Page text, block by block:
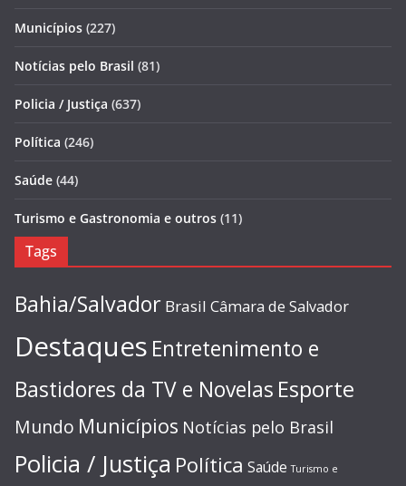
Municípios (227)
Notícias pelo Brasil (81)
Policia / Justiça (637)
Política (246)
Saúde (44)
Turismo e Gastronomia e outros (11)
Tags
Bahia/Salvador Brasil Câmara de Salvador
Destaques Entretenimento e
Bastidores da TV e Novelas Esporte
Mundo Municípios Notícias pelo Brasil
Policia / Justiça Política Saúde Turismo e